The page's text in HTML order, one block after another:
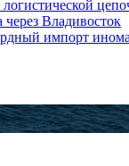
Владивосток
импорт